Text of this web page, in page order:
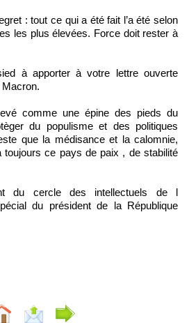
: tout ce qui a été fait l’a été selon
les plus élevées. Force doit rester à
à apporter à votre lettre ouverte
comme une épine des pieds du
du populisme et des politiques
que la médisance et la calomnie,
toujours ce pays de paix , de stabilité
du cercle des intellectuels de l
du président de la République